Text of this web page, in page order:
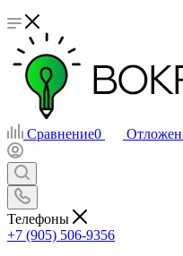
Сравнение0
Телефоны
+7 (905) 506-9356